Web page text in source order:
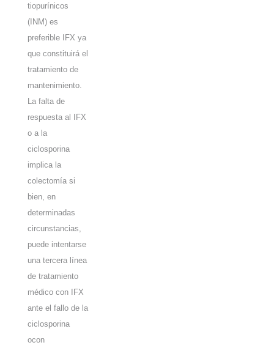
tiopurínicos
(INM) es
preferible IFX ya
que constituirá el
tratamiento de
mantenimiento.
La falta de
respuesta al IFX
o a la
ciclosporina
implica la
colectomía si
bien, en
determinadas
circunstancias,
puede intentarse
una tercera línea
de tratamiento
médico con IFX
ante el fallo de la
ciclosporina
ocon